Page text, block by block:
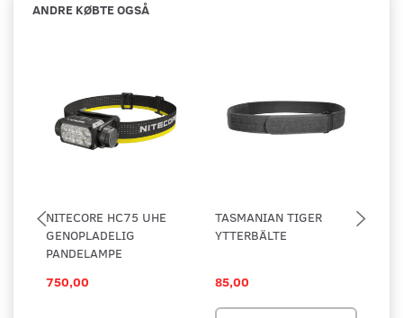
ANDRE KØBTE OGSÅ
NITECORE HC75 UHE
GENOPLADELIG
PANDELAMPE
750,00
TASMANIAN TIGER
YTTERBÄLTE
85,00